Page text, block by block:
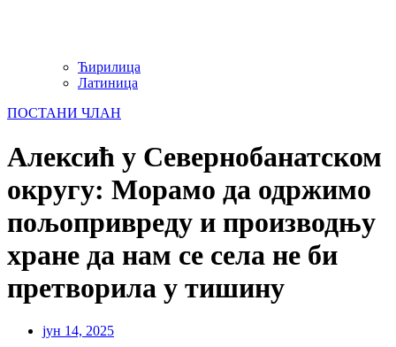
Ћирилица
Латиница
ПОСТАНИ ЧЛАН
Алексић у Севернобанатском
округу: Морамо да одржимо
пољопривреду и производњу
хране да нам се села не би
претворила у тишину
јун 14, 2025